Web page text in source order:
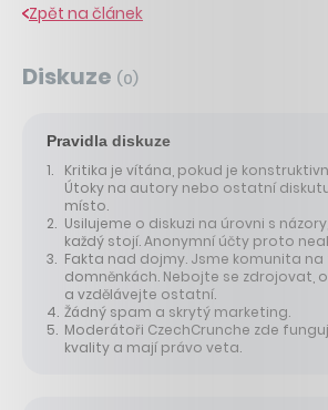
Zpět na článek
Diskuze (0)
Pravidla diskuze
Kritika je vítána, pokud je
Útoky na autory nebo ostatní
místo.
Usilujeme o diskuzi na úrovni s
každý stojí. Anonymní účty proto
Fakta nad dojmy. Jsme komunita na
domněnkách. Nebojte se zdrojovat,
a vzdělávejte ostatní.
Žádný spam a skrytý marketing.
Moderátoři CzechCrunche zde
kvality a mají právo veta.